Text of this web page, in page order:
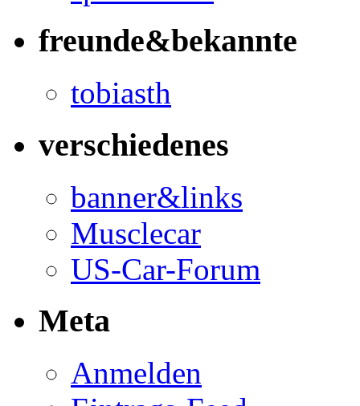
freunde&bekannte
tobiasth
verschiedenes
banner&links
Musclecar
US-Car-Forum
Meta
Anmelden